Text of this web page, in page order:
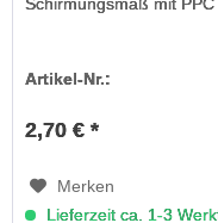
Artikel-Nr.:
2,70 € *
Merken
Lieferzeit ca. 1-3